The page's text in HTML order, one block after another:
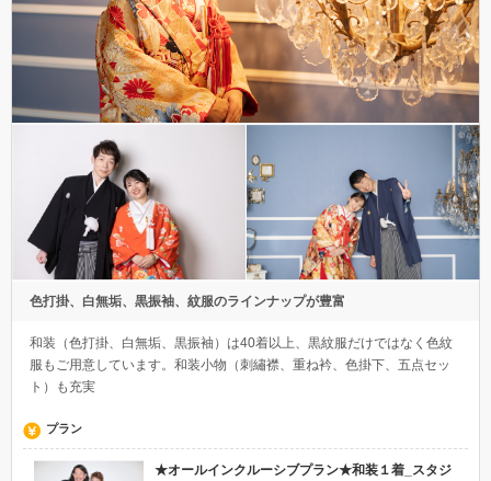
色打掛、白無垢、黒振袖、紋服のラインナップが豊富
和装（色打掛、白無垢、黒振袖）は40着以上、黒紋服だけではなく色紋
服もご用意しています。和装小物（刺繡襟、重ね衿、色掛下、五点セッ
ト）も充実
プラン
★オールインクルーシブプラン★和装１着_スタジ